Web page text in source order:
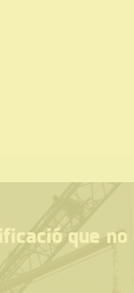
que no